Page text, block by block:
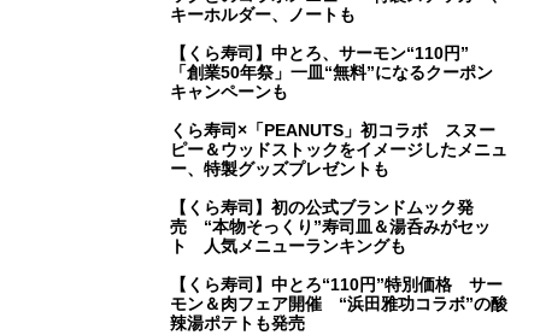
キーホルダー、ノートも
【くら寿司】中とろ、サーモン“110円”
「創業50年祭」一皿“無料”になるクーポン
キャンペーンも
くら寿司×「PEANUTS」初コラボ スヌー
ピー＆ウッドストックをイメージしたメニュ
ー、特製グッズプレゼントも
【くら寿司】初の公式ブランドムック発
売 “本物そっくり”寿司皿＆湯呑みがセッ
ト 人気メニューランキングも
【くら寿司】中とろ“110円”特別価格 サー
モン＆肉フェア開催 “浜田雅功コラボ”の酸
辣湯ポテトも発売